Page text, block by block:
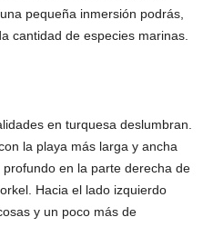
pequeña inmersión podrás,
cantidad de especies marinas.
en turquesa deslumbran.
la playa más larga y ancha
en la parte derecha de
Hacia el lado izquierdo
y un poco más de